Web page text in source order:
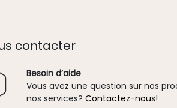
contacter
Besoin d’aide
Vous avez une question sur nos
nos services?Contactez-nous!